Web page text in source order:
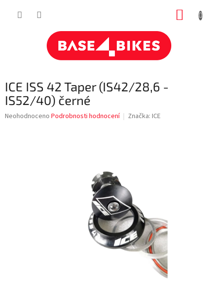
ICE ISS 42 Taper (IS42/28,6 -
IS52/40) černé
Průměrné
Neohodnoceno Podrobnosti hodnocení Značka: ICE